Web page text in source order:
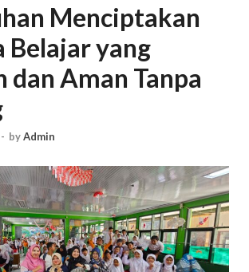
Menciptakan
Belajar yang
dan Aman Tanpa
- byAdmin